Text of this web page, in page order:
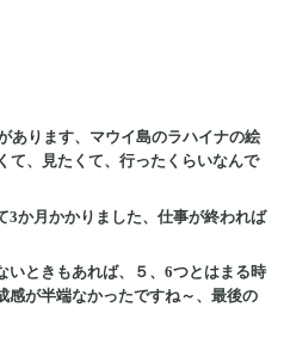
あります、マウイ島のラハイナの絵
て、見たくて、行ったくらいなんで
3か月かかりました、仕事が終われば
いときもあれば、５、6つとはまる時
感が半端なかったですね～、最後の